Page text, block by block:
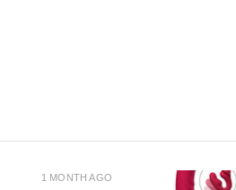
1 MONTH AGO